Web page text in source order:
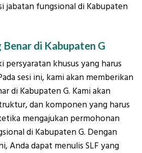
jabatan fungsional di Kabupaten
Benar di Kabupaten G
persyaratan khusus yang harus
sesi ini, kami akan memberikan
di Kabupaten G. Kami akan
dan komponen yang harus
mengajukan permohonan
di Kabupaten G. Dengan
Anda dapat menulis SLF yang